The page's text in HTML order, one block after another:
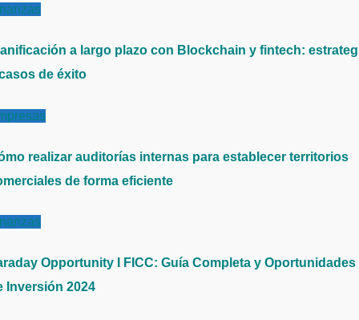
a largo plazo con Blockchain y fintech:
de éxito
realizar auditorías internas para establecer territorios
de forma eficiente
Opportunity I FICC: Guía Completa y Oportunidades
Inversión 2024